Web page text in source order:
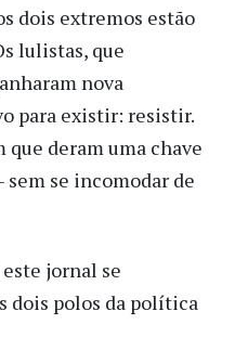
dois extremos estão
lulistas, que
nova
para existir: resistir.
que deram uma chave
sem se incomodar de
jornal se
dois polos da política